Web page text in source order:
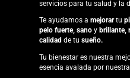
servicios para tu salud y la
Te ayudamos a mejorartu
pelo fuerte, sano y brillante,
calidad de tu sueño.
Tu bienestar es nuestra
esencia avalada por